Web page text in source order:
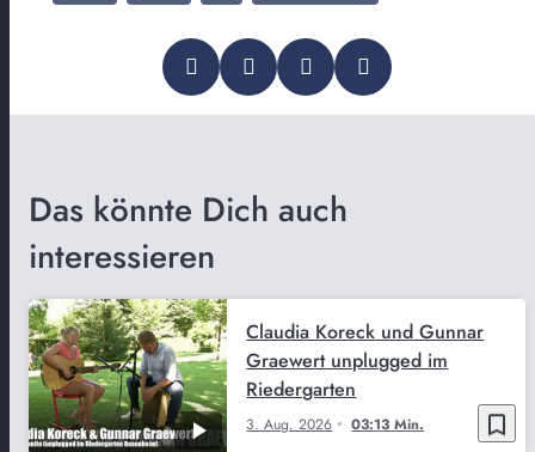
Das könnte Dich auch
interessieren
bookmark_border
3. Aug. 2026 03:13 Min.
Claudia Koreck und Gunnar
Graewert unplugged im
Riedergarten